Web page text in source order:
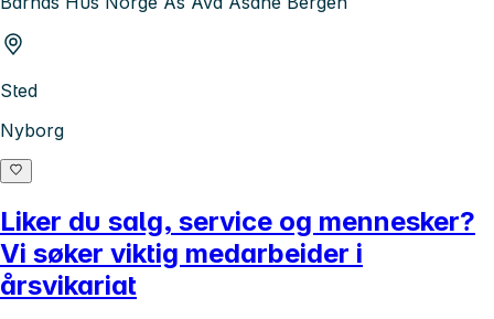
Sted
Nyborg
Liker du salg, service og mennesker?
Vi søker viktig medarbeider i
årsvikariat